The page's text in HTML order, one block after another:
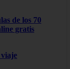
de los 70
gratis
viaje